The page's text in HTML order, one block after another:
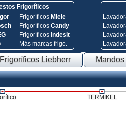
Frigoríficos
Frigoríficos Miele
FrigoríficosCandy
Frigoríficos Indesit
Más marcas frigo.
Frigoríficos Liebherr Mandos
TERMIKEL